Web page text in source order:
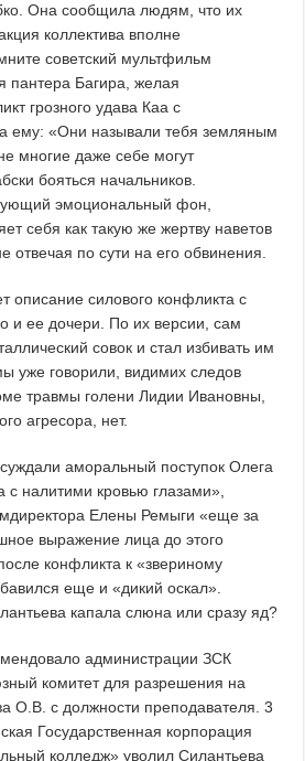
Она сообщила людям, что их
коллектива вполне
советский мультфильм
пантера Багира, желая
грозного удава Каа с
ему: «Они называли тебя земляным
многие даже себе могут
бояться начальников.
эмоциональный фон,
себя как такую же жертву наветов
отвечая по сути на его обвинения.
описание силового конфликта с
и ее дочери. По их версии, сам
совок и стал избивать им
уже говорили, видимих следов
травмы голени Лидии Ивановны,
агресора, нет.
аморальный поступок Олега
с налитими кровью глазами»,
Елены Ремыги «еще за
выражение лица до этого
конфликта к «звериному
еще и «дикий оскал».
капала слюна или сразу яд?
администрации ЗСК
комитет для разрешения на
О.В. с должности преподавателя. 3
Государственная корпорация
колледж» уволил Силантьева